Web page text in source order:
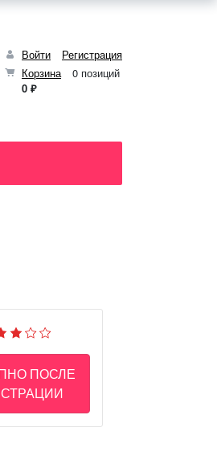
Войти
Регистрация
Корзина
0 позиций
0 ₽
ПОСЛЕ